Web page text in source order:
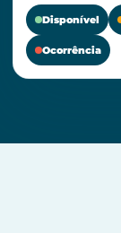
Disponível
Ocorrência